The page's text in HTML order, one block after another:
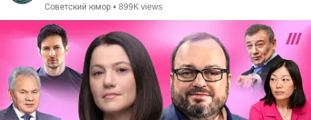
Советский юмор • 899K views